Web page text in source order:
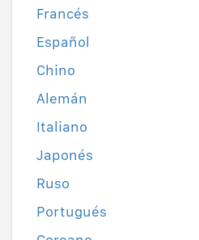
Francés
Español
Chino
Alemán
Italiano
Japonés
Ruso
Portugués